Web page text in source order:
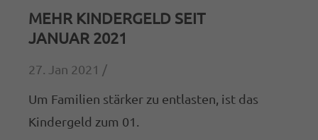
MEHR KINDERGELD SEIT
JANUAR 2021
27. Jan 2021 /
Um Familien stärker zu entlasten, ist das
Kindergeld zum 01.